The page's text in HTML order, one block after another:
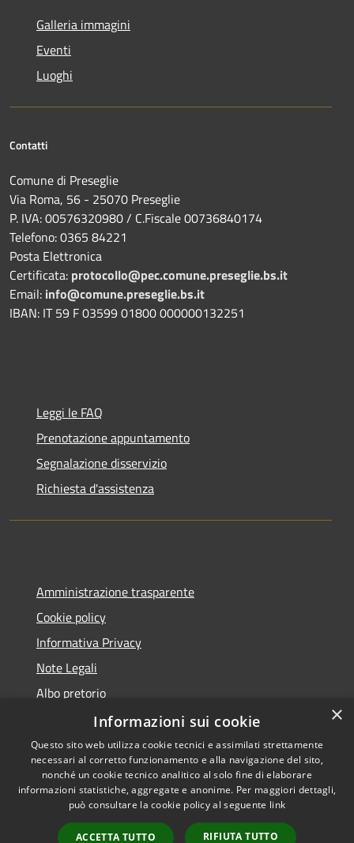
Galleria immagini
Eventi
Luoghi
Contatti
Comune di Preseglie
Via Roma, 56 - 25070 Preseglie
P. IVA: 00576320980 / C.Fiscale 00736840174
Telefono: 0365 84221
Posta Elettronica
Certificata: protocollo@pec.comune.preseglie.bs.it
Email: info@comune.preseglie.bs.it
IBAN: IT 59 F 03599 01800 000000132251
Leggi le FAQ
Prenotazione appuntamento
Segnalazione disservizio
Richiesta d'assistenza
Amministrazione trasparente
Cookie policy
Informativa Privacy
Note Legali
Albo pretorio
Dichiarazione di accessibilità
RSS
Accessibilità
Copyright © 2026 • Comune di
Preseglie • Powered by
Municipium• Accesso
×
Informazioni sui cookie
Questo sito web utilizza cookie tecnici e assimilati strettamente
necessari al corretto funzionamento e alla navigazione del sito,
nonché un cookie tecnico analitico al solo fine di elaborare
informazioni statistiche, aggregate e anonime. Per maggiori dettagli,
può consultare la cookie policy al seguente link
ACCETTA TUTTO RIFIUTA TUTTO